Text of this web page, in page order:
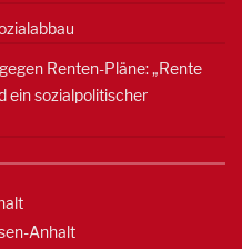
Renten-Pläne: „Rente
ein sozialpolitischer
Anhalt